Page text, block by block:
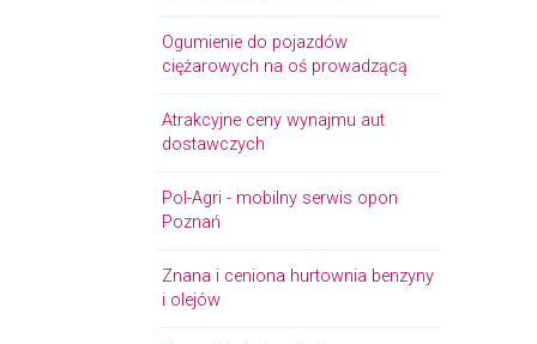
Ogumienie do pojazdów
ciężarowych na oś prowadzącą
Atrakcyjne ceny wynajmu aut
dostawczych
Pol-Agri - mobilny serwis opon
Poznań
Znana i ceniona hurtownia benzyny
i olejów